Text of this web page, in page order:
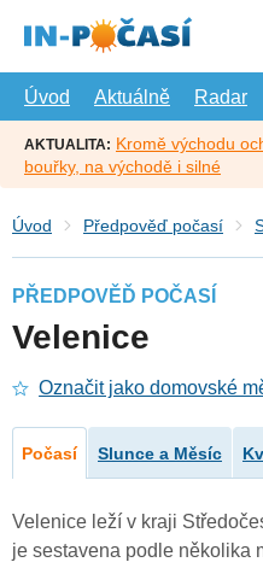
hlavní
Úvod
Aktuálně Radar
AKTUALITA: Kromě východu
bouřky, na východě i silné
Úvod Předpověď počasí
PŘEDPOVĚĎ POČASÍ
Velenice
Označit jako domovské
Počasí Slunce a Měsíc
Velenice leží v kraji
je sestavena podle několika